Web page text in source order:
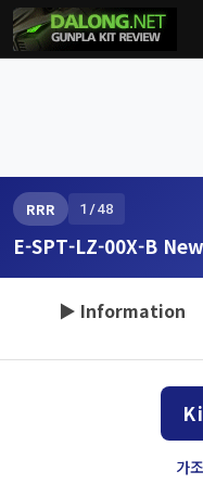
RRR 1/48
E-SPT-LZ-00X-B
▶ Information
가